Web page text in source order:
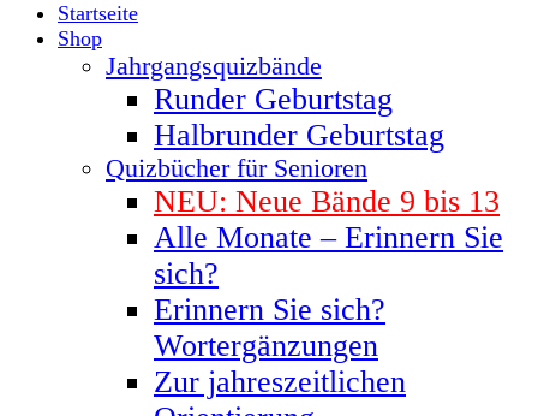
Startseite
Shop
Jahrgangsquizbände
Runder Geburtstag
Halbrunder Geburtstag
Quizbücher für Senioren
NEU: Neue Bände 9 bis 13
Alle Monate – Erinnern Sie
sich?
Erinnern Sie sich?
Wortergänzungen
Zur jahreszeitlichen